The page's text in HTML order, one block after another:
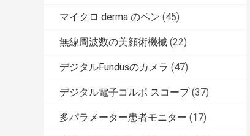
マイクロ derma のペン (45)
無線周波数の美顔術機械 (22)
デジタルFundusのカメラ (47)
デジタル電子コルポ スコープ (37)
多パラメーター患者モニター (17)